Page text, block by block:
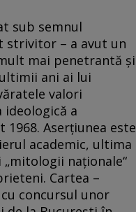
sub semnul
strivitor – a avut un
mai penetrantă şi
ani ai lui
valori
ideologică a
1968. Aserţiunea este
academic, ultima
naţionale“
Cartea –
concursul unor